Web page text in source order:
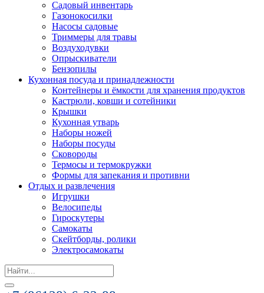
Садовый инвентарь
Газонокосилки
Насосы садовые
Триммеры для травы
Воздуходувки
Опрыскиватели
Бензопилы
Кухонная посуда и принадлежности
Контейнеры и ёмкости для хранения продуктов
Кастрюли, ковши и сотейники
Крышки
Кухонная утварь
Наборы ножей
Наборы посуды
Сковороды
Термосы и термокружки
Формы для запекания и противни
Отдых и развлечения
Игрушки
Велосипеды
Гироскутеры
Самокаты
Скейтборды, ролики
Электросамокаты
Search
for: